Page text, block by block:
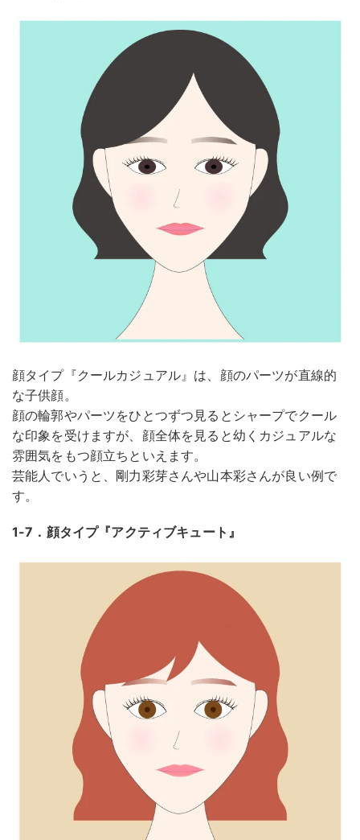
顔タイプ『クールカジュアル』は、顔のパーツが直線的
な子供顔。
顔の輪郭やパーツをひとつずつ見るとシャープでクール
な印象を受けますが、顔全体を見ると幼くカジュアルな
雰囲気をもつ顔立ちといえます。
芸能人でいうと、剛力彩芽さんや山本彩さんが良い例で
す。
1-7．顔タイプ『アクティブキュート』